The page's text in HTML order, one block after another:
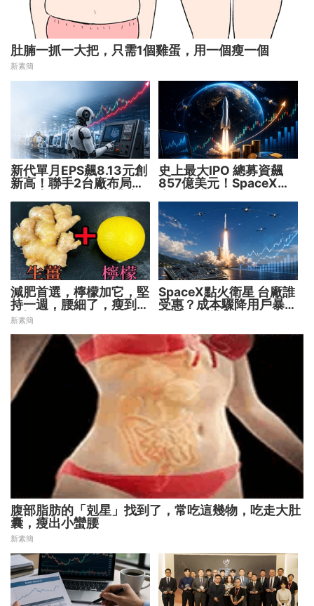
肚腩一抓一大把，只需1個雞蛋，用一個瘦一個
新素簡
新代單月EPS飆8.13元創
新高！聯手2台廠布局機
史上最大IPO 總募資飆
857億美元！SpaceX升
減肥首選，檸檬加它，堅
持一週，腰細了，瘦到你
懷疑人生
新素簡
SpaceX點火衛星 台廠誰
受惠？成本驟降用戶暴增
腹部脂肪的「剋星」找到了，常吃這幾物，吃走大肚
囊，瘦出小蠻腰
新素簡